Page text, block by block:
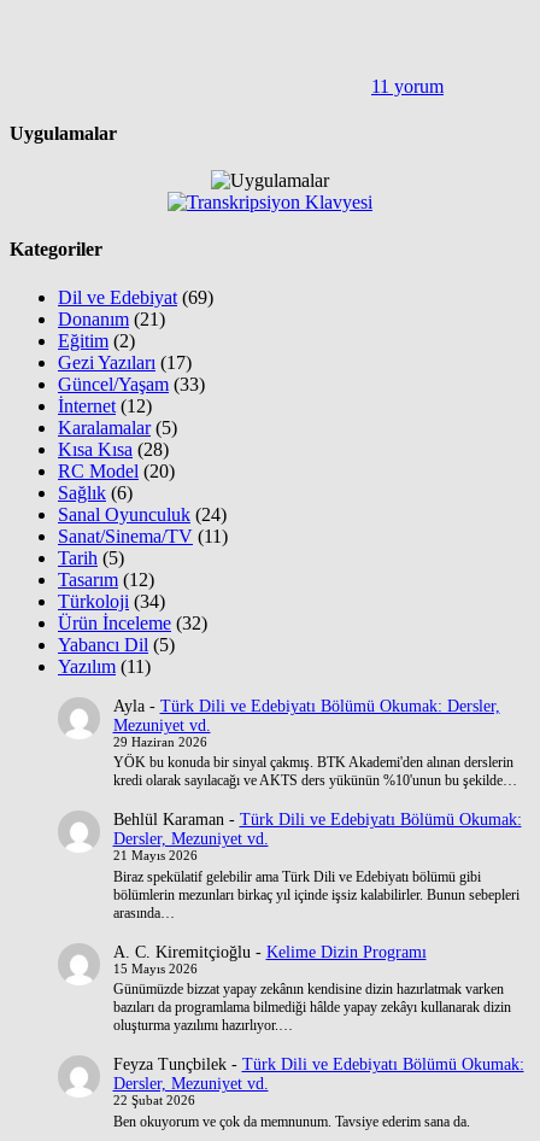
11 yorum
Uygulamalar
Kategoriler
Dil ve Edebiyat (69)
Donanım (21)
Eğitim (2)
Gezi Yazıları (17)
Güncel/Yaşam (33)
İnternet (12)
Karalamalar(5)
Kısa Kısa (28)
RC Model (20)
Sağlık (6)
Sanal Oyunculuk (24)
Sanat/Sinema/TV (11)
Tarih (5)
Tasarım (12)
Türkoloji (34)
Ürün İnceleme (32)
Yabancı Dil (5)
Yazılım (11)
Ayla- Türk Dili ve Edebiyatı Bölümü Okumak: Dersler,
Mezuniyet vd.
29 Haziran 2026
YÖK bu konuda bir sinyal çakmış. BTK Akademi'den alınan derslerin
kredi olarak sayılacağı ve AKTS ders yükünün %10'unun bu şekilde…
Behlül Karaman- Türk Dili ve Edebiyatı Bölümü Okumak:
Dersler, Mezuniyet vd.
21 Mayıs 2026
Biraz spekülatif gelebilir ama Türk Dili ve Edebiyatı bölümü gibi
bölümlerin mezunları birkaç yıl içinde işsiz kalabilirler. Bunun sebepleri
arasında…
A. C. Kiremitçioğlu - Kelime Dizin Programı
15 Mayıs 2026
Günümüzde bizzat yapay zekânın kendisine dizin hazırlatmak varken
bazıları da programlama bilmediği hâlde yapay zekâyı kullanarak dizin
oluşturma yazılımı hazırlıyor.…
Feyza Tunçbilek- Türk Dili ve Edebiyatı Bölümü Okumak:
Dersler, Mezuniyet vd.
22 Şubat 2026
Ben okuyorum ve çok da memnunum. Tavsiye ederim sana da.